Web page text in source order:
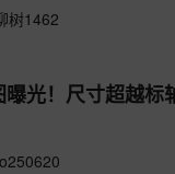
树1462
曝光！尺寸超越